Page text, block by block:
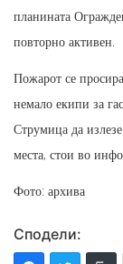
планината
повторно активен.
Пожарот се
немало екипи за
Струмица да
места, стои во
Фото: архива
Сподели: